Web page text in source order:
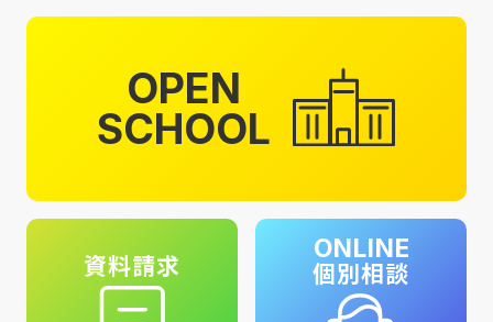
OPEN
SCHOOL
資料請求
ONLINE
個別相談